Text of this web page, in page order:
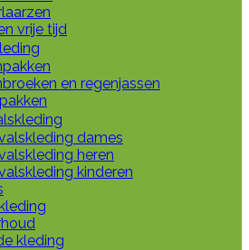
vrije tijd
en regenjassen
dames
heren
kinderen
kleding